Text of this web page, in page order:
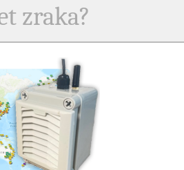
zraka?